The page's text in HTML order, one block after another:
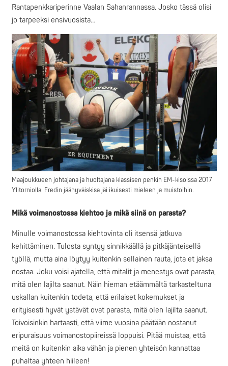
Rantapenkkariperinne Vaalan Sahanrannassa. Josko tässä olisi
jo tarpeeksi ensivuosista…
Maajoukkueen johtajana ja huoltajana klassisen penkin EM-kisoissa 2017
Ylitorniolla. Fredin jäähyväiskisa jäi ikuisesti mieleen ja muistoihin.
Mikä voimanostossa kiehtoo ja mikä siinä on parasta?
Minulle voimanostossa kiehtovinta oli itsensä jatkuva
kehittäminen. Tulosta syntyy sinnikkäällä ja pitkäjänteisellä
työllä, mutta aina löytyy kuitenkin sellainen rauta, jota et jaksa
nostaa. Joku voisi ajatella, että mitalit ja menestys ovat parasta,
mitä olen lajilta saanut. Näin hieman etäämmältä tarkasteltuna
uskallan kuitenkin todeta, että erilaiset kokemukset ja
erityisesti hyvät ystävät ovat parasta, mitä olen lajilta saanut.
Toivoisinkin hartaasti, että viime vuosina päätään nostanut
eripuraisuus voimanostopiireissä loppuisi. Pitää muistaa, että
meitä on kuitenkin aika vähän ja pienen yhteisön kannattaa
puhaltaa yhteen hiileen!